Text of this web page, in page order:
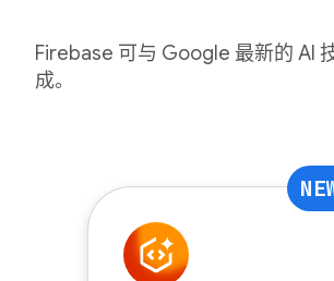
Firebase 可与 Google 最新的 AI
成。